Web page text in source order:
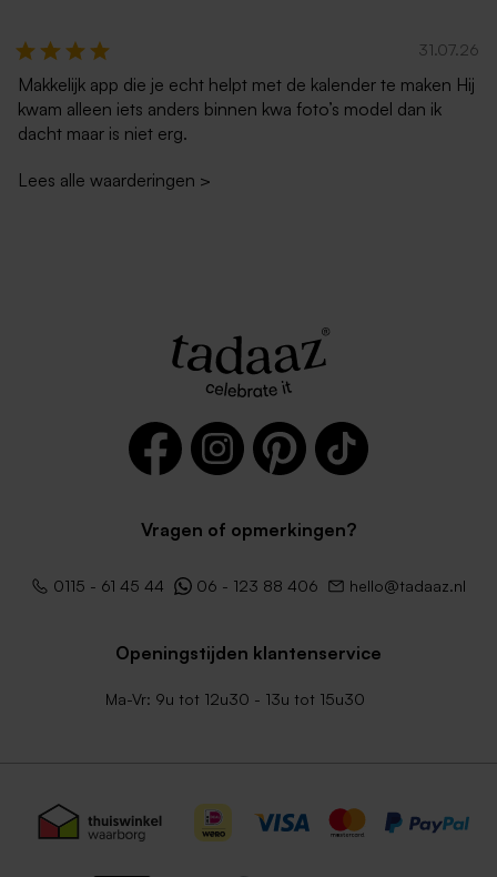
31.07.26
Makkelijk app die je echt helpt met de kalender te maken Hij
kwam alleen iets anders binnen kwa foto’s model dan ik
dacht maar is niet erg.
Lees alle waarderingen >
Vragen of opmerkingen?
0115 - 61 45 44 06 - 123 88 406 hello@tadaaz.nl
Openingstijden klantenservice
Ma-Vr: 9u tot 12u30 - 13u tot 15u30